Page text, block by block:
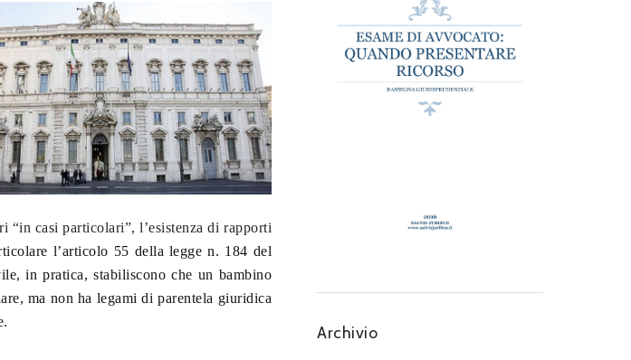
casi particolari”, l’esistenza di rapporti
l’articolo 55 della legge n. 184 del
in pratica, stabiliscono che un bambino
ma non ha legami di parentela giuridica
Archivio